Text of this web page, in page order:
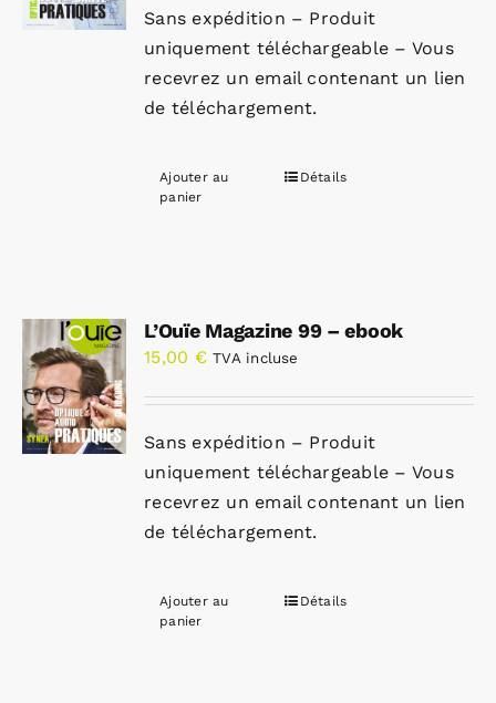
Sans expédition – Produit
uniquement téléchargeable – Vous
recevrez un email contenant un lien
de téléchargement.
Ajouter au
panier
Détails
L’Ouïe Magazine 99 – ebook
15,00 € TVA incluse
Sans expédition – Produit
uniquement téléchargeable – Vous
recevrez un email contenant un lien
de téléchargement.
Ajouter au
panier
Détails